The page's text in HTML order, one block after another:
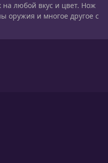
любой вкус и цвет. Нож
оружия и многое другое с